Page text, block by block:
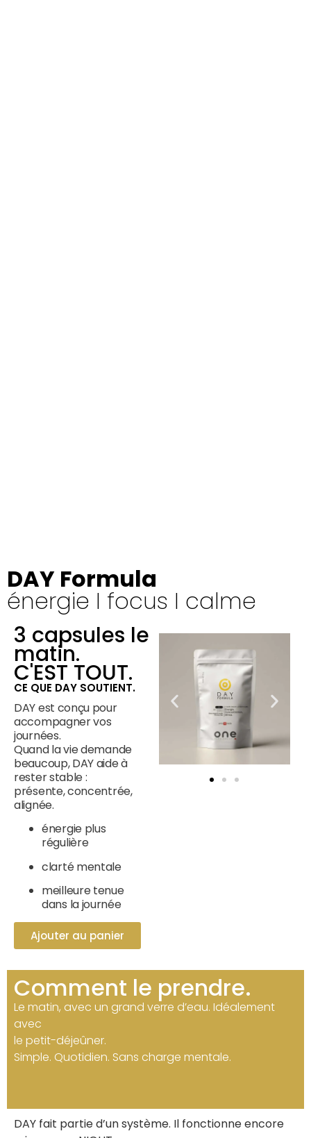
DAY Formula
énergie I focus I calme
3 capsules le
matin.
C'EST TOUT.
CE QUE DAY SOUTIENT.
DAY est conçu pour
accompagner vos
journées.
Quand la vie demande
beaucoup, DAY aide à
rester stable :
présente, concentrée,
alignée.
énergie plus
régulière
clarté mentale
meilleure tenue
dans la journée
Ajouter au panier
DAY fait partie d’un système. Il fonctionne encore
Comment le prendre.
Le matin, avec un grand verre d’eau. Idéalement
avec
le petit-déjeûner.
Simple. Quotidien. Sans charge mentale.